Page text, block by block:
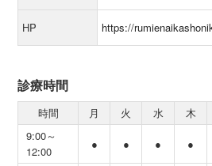
HP https://
診療時間
時間 月 火 水 木
9:00～
12:00
● ● ● ●